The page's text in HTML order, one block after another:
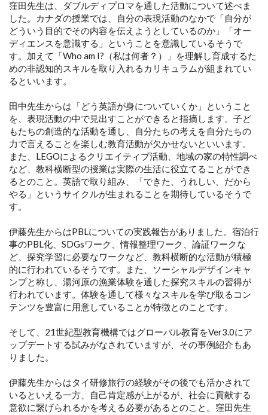
窪田先生は、ダブルディプロマを通した活動について述べま
した。カナダの授業では、自分の表現活動のなかで「自分が
どういう目的でその内容を伝えようとしているのか」「オー
ディエンスを意識する」ということを意識しているそうで
す。加えて「Who am I?（私は何者？）」を理解し育成するた
めの非認知的スキルを取り入れるカリキュラムが組まれてい
るといいます。
田中先生からは「どう英語が身についていくか」ということ
を、表現活動の中で見出すことができると指摘します。子ど
もたちの創造的な活動を通し、自分たちの考えを自分たちの
力で言えることを楽しむ教育活動が欠かせないといいます。
また、LEGOによるクリエイティブ活動、地域の家の特性調べ
など、教科横断型の授業は実際の生活に役立てることができ
るとのこと。英語で取り組み、「できた、うれしい、だから
やる」というサイクルが生まれることを期待しているそうで
す。
伊藤先生からはPBLについての実践報告がありました。宿泊行
事のPBL化、SDGsワーク、情報整理ワーク、論証ワークな
ど、探究学習に必要なワークなど、教科横断的な活動が積極
的に行われているそうです。また、ソーシャルデザインキャ
ンプと称し、湯河原の漁業体験を通した探究スキルの習得が
行われています。体験を通して様々なスキルを学び取るコン
テンツを豊富に用意していることが特徴とのことです。
そして、21世紀型教育機構ではグローバル教育をVer3.0にア
ップデートする試みがなされていますが、その事例紹介もあ
りました。
伊藤先生からはタイ研修旅行の経験がその後でも活かされて
いるといえる一方、自己肯定感が上がるが、社会に貢献する
意欲に繋げられるかを考える必要があるとのこと。窪田先生